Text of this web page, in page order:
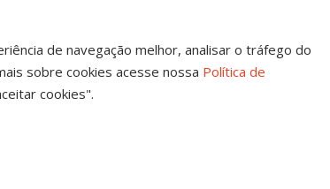
de navegação melhor, analisar o tráfego do
sobre cookies acesse nossa Política de
cookies".
Cuiabá-MT CEP 78010-170 | Fone: (65) 3317-4300 - 0800 654343 -